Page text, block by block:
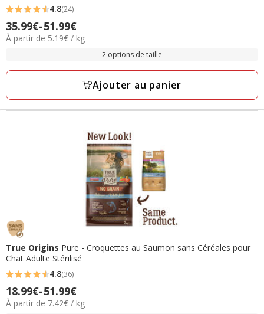
4.8
étoiles
avec
avis
4.8(24)
Prix
de
35.99€-51.99€
5.19€
À partir de 5.19€ / kg
2 options de taille
Ajouter au panier
True Origins Pure - Croquettes au Saumon sans Céréales pour
Chat Adulte Stérilisé
4.8
étoiles
avec
4.8(36)
Prix
de
18.99€-51.99€
7.42€
À partir de 7.42€ / kg